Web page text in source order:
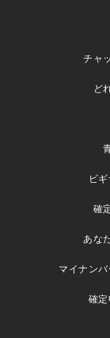
チャ
ど
ビ
確
あな
マイナン
確定